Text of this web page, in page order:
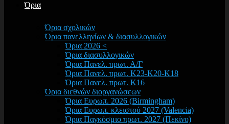
Όρια
Όρια σχολικών
Όρια πανελληνίων & διασυλλογικών
Όρια 2026 <
Όρια διασυλλογικών
Όρια Πανελ. πρωτ. Α/Γ
Όρια Πανελ. πρωτ. Κ23-Κ20-Κ18
Όρια Πανελ. πρωτ. Κ16
Όρια διεθνών διοργανώσεων
Όρια Ευρωπ. 2026 (Birmingham)
Όρια Ευρωπ. κλειστού 2027 (Valencia)
Όρια Παγκόσμιο πρωτ. 2027 (Πεκίνο)